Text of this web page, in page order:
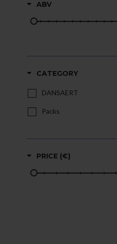
ABV
CATEGORY
DANSAERT
Packs
PRICE (€)